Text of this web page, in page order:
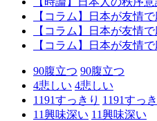
【コラム】日本が友情
【コラム】日本が友情
【コラム】日本が友情
90腹立つ 90腹立つ
4悲しい 4悲しい
1191すっきり 1191すっ
11興味深い 11興味深い